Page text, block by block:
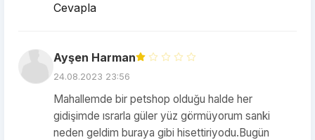
Cevapla
Ayşen Harman
24.08.2023 23:56
Mahallemde bir petshop olduğu halde her
gidişimde ısrarla güler yüz görmüyorum sanki
neden geldim buraya gibi hisettiriyodu.Bugün